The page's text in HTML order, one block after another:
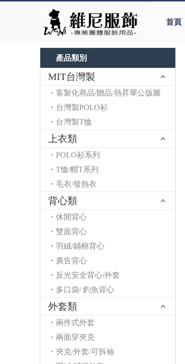
首頁
產品類別
MIT台灣製
客製化商品/贈品/熱昇華公版圖
台灣製POLO衫
台灣製T恤
上衣類
POLO衫系列
T恤/帽T系列
毛衣/發熱衣
背心類
休閒背心
雙面背心
羽絨/鋪棉背心
廣告背心
反光安全背心/外套
多口袋/ 釣魚背心
外套類
兩件式外套
兩面穿夾克
夾克/外套/可拆袖